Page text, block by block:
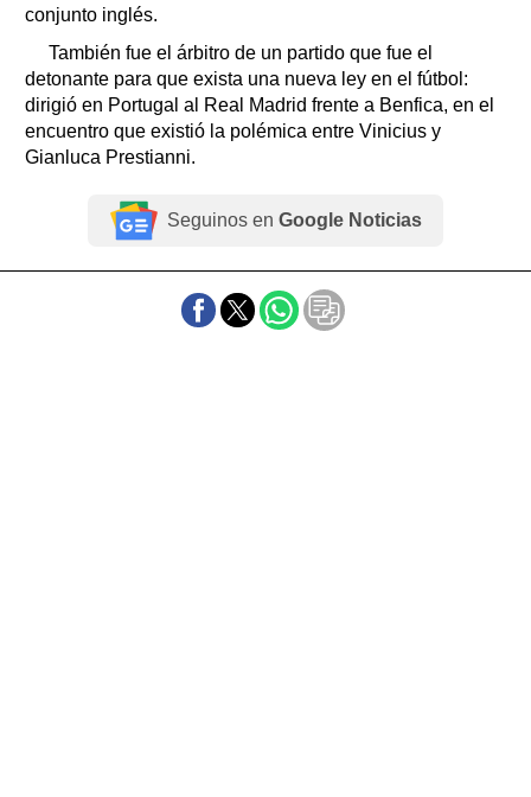
conjunto inglés.
También fue el árbitro de un partido que fue el
detonante para que exista una nueva ley en el fútbol:
dirigió en Portugal al Real Madrid frente a Benfica, en el
encuentro que existió la polémica entre Vinicius y
Gianluca Prestianni.
Seguinos en Google Noticias